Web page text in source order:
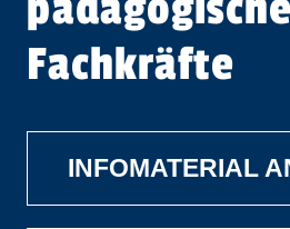
Fachkräfte
INFOMATERIAL